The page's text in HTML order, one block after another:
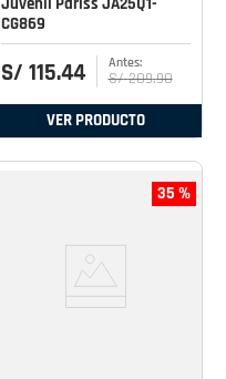
CG869
S/ 115.44 S/ 209.90
VER PRODUCTO
35 %